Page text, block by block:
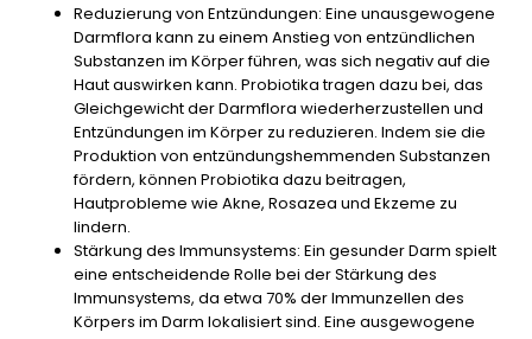
Reduzierung von Entzündungen: Eine unausgewogene
Darmflora kann zu einem Anstieg von entzündlichen
Substanzen im Körper führen, was sich negativ auf die
Haut auswirken kann. Probiotika tragen dazu bei, das
Gleichgewicht der Darmflora wiederherzustellen und
Entzündungen im Körper zu reduzieren. Indem sie die
Produktion von entzündungshemmenden Substanzen
fördern, können Probiotika dazu beitragen,
Hautprobleme wie Akne, Rosazea und Ekzeme zu
lindern.
Stärkung des Immunsystems: Ein gesunder Darm spielt
eine entscheidende Rolle bei der Stärkung des
Immunsystems, da etwa 70% der Immunzellen des
Körpers im Darm lokalisiert sind. Eine ausgewogene